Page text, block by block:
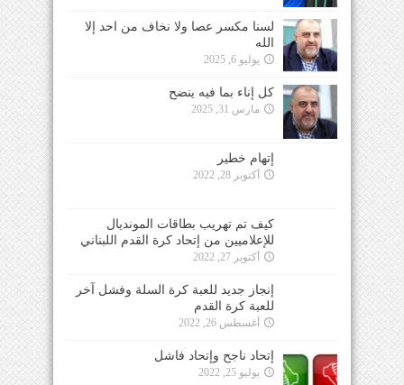
لسنا مكسر عصا ولا نخاف من احد إلا
الله
يوليو 6, 2025
كل إناء بما فيه ينضح
مارس 31, 2025
إتهام خطير
أكتوبر 28, 2022
كيف تم تهريب بطاقات المونديال
للإعلاميين من إتحاد كرة القدم اللبناني
أكتوبر 27, 2022
إنجاز جديد للعبة كرة السلة وفشل آخر
للعبة كرة القدم
أغسطس 26, 2022
إتحاد ناجح وإتحاد فاشل
يوليو 25, 2022